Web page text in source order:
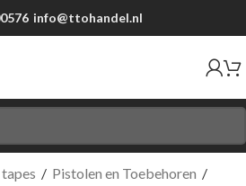
info@ttohandel.nl
/ Pistolen en Toebehoren /